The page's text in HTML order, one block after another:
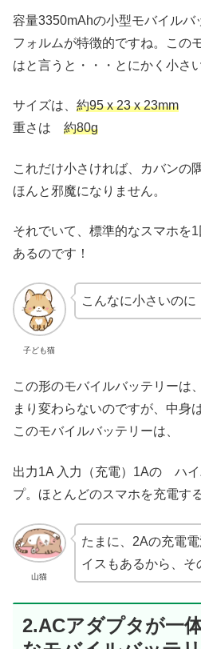
容量3350mAhの小型モバイルバ
フォルムが特徴的ですね。この
はと言うと・・・とにかく小さ
サイズは、 約95 x 23 x 23mm
重さは 約80g
これだけ小さければ、カバンの
ほんと邪魔になりません。
それでいて、標準的なスマホを
あるのです！
子ども猫
こんなに小さいのに
この形のモバイルバッテリーは
まり変わらないのですが、中身
このモバイルバッテリーは、
出力1A 入力（充電）1Aの ハイ
プ。ほとんどのスマホを充電す
山猫
たまに、2Aの充電
イスもあるから、そ
2.ACアダプタが一